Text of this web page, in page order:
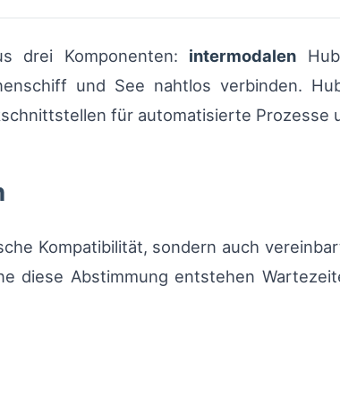
drei Komponenten: intermodalen
und See nahtlos verbinden.
für automatisierte Prozesse
Kompatibilität, sondern auch
diese Abstimmung entstehen